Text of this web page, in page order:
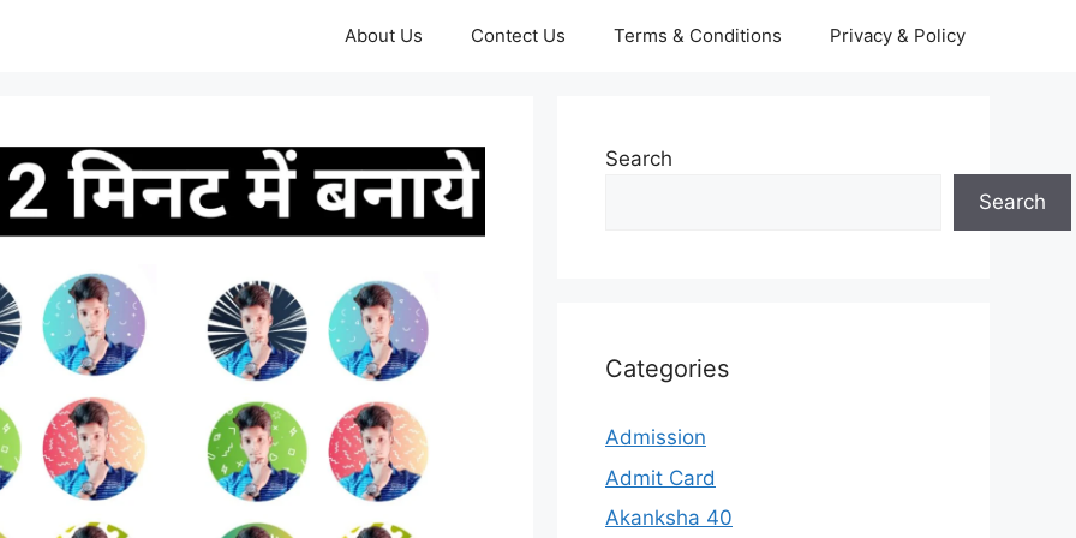
About Us Contect Us Terms & Conditions Privacy & Policy
Search
Search
Categories
Admission
Admit Card
Akanksha 40